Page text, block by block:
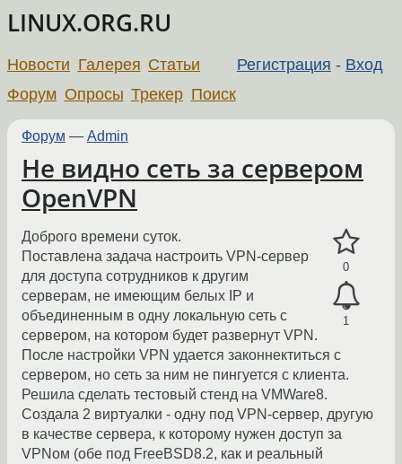
LINUX.ORG.RU
Регистрация - Вход
Новости Галерея Статьи
Форум Опросы Трекер Поиск
Форум — Admin
Не видно сеть за сервером
OpenVPN
0
1
Доброго времени суток.
Поставлена задача настроить VPN-сервер
для доступа сотрудников к другим
серверам, не имеющим белых IP и
объединенным в одну локальную сеть с
сервером, на котором будет развернут VPN.
После настройки VPN удается законнектиться с
сервером, но сеть за ним не пингуется с клиента.
Решила сделать тестовый стенд на VMWare8.
Создала 2 виртуалки - одну под VPN-сервер, другую
в качестве сервера, к которому нужен доступ за
VPNом (обе под FreeBSD8.2, как и реальный